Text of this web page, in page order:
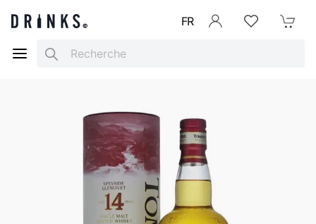
FR
Search